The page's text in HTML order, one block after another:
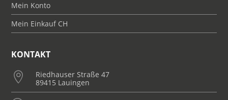
Mein Konto
Mein Einkauf CH
KONTAKT

Riedhauser Straße 47
89415 Lauingen